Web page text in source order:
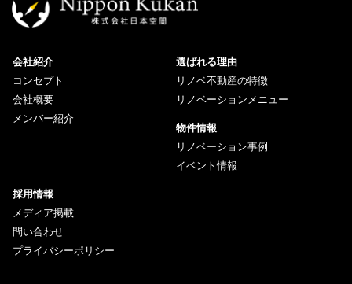
会社紹介
コンセプト
会社概要
メンバー紹介
選ばれる理由
リノベ不動産の特徴
リノベーションメニュー
物件情報
リノベーション事例
イベント情報
採用情報
メディア掲載
問い合わせ
プライバシーポリシー